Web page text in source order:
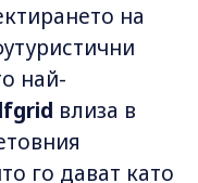
на
най-
влиза в
го дават като